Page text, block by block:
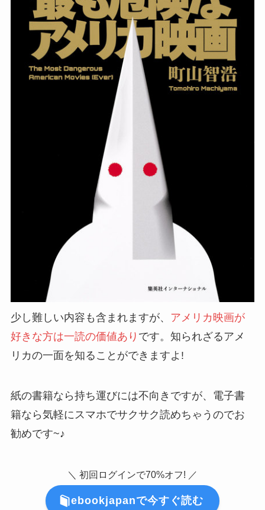
少し難しい内容も含まれますが、 アメリカ映画が
好きな方は一読の価値あり です。知られざるアメ
リカの一面を知ることができますよ!
紙の書籍なら持ち運びには不向きですが、電子書
籍なら気軽にスマホでサクサク読めちゃうのでお
勧めです~♪
＼ 初回ログインで70%オフ! ／
ebookjapanで今すぐ読む